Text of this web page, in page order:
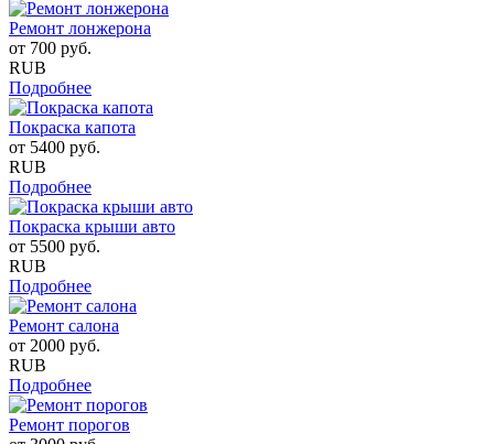
Ремонт лонжерона
от 700 руб.
RUB
Подробнее
Покраска капота
от 5400 руб.
RUB
Подробнее
Покраска крыши авто
от 5500 руб.
RUB
Подробнее
Ремонт салона
от 2000 руб.
RUB
Подробнее
Ремонт порогов